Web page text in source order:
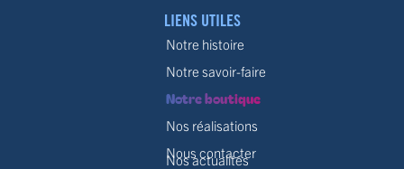
LIENS UTILES
Notre histoire
Notre savoir-faire
Notre boutique
Nos réalisations
Nous contacter
Nos actualités